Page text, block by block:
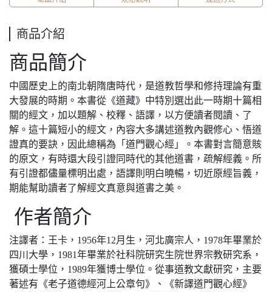
商品介紹
商品簡介
中國歷史上的南北朝隋唐時代，是道教哲學和修持理論有重
大發展的時期。本書從《道藏》中特別選出此一時期十篇相
關的經文，加以題解、校釋、語譯，以方便讀者閱讀、了
解。這十篇短小的經文，內容大多講述道教內觀修心、悟道
證真的要訣，因此總稱為「道門觀心經」。本書對言簡意賅
的原文，有時還大段引證同時代的其他道書，疏解經義。所
有引證都儘量標明出處，語譯則明白曉暢，切近原經旨義，
期能幫助讀者了解經文真意與道書之美。
作者簡介
注譯者：王卡，1956年12月生，河北廣宗人，1978年畢業於
四川大學，1981年畢業於社科院研究生院世界宗教研究系，
獲碩士學位，1989年獲博士學位。從事道教文獻研究，主要
著述有《老子道德經河上公章句》、《新譯道門觀心經》